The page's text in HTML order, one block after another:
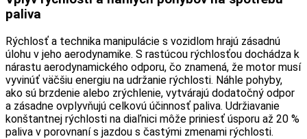
paliva
Rýchlosť a technika manipulácie s vozidlom hrajú zásadnú
úlohu v jeho aerodynamike. S rastúcou rýchlosťou dochádza k
nárastu aerodynamického odporu, čo znamená, že motor musí
vyvinúť väčšiu energiu na udržanie rýchlosti. Náhle pohyby,
ako sú brzdenie alebo zrýchlenie, vytvárajú dodatočný odpor
a zásadne ovplyvňujú celkovú účinnosť paliva. Udržiavanie
konštantnej rýchlosti na diaľnici môže priniesť úsporu až 20 %
paliva v porovnaní s jazdou s častými zmenami rýchlosti.